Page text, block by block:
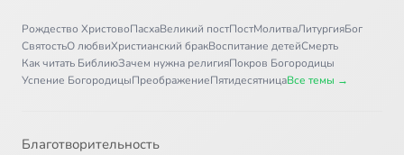
Рождество ХристовоПасхаВеликий постПостМолитваЛитургияБог
СвятостьО любвиХристианский бракВоспитание детейСмерть
Как читать БиблиюЗачем нужна религияПокров Богородицы
Успение БогородицыПреображениеПятидесятницаВсе темы →
Благотворительность